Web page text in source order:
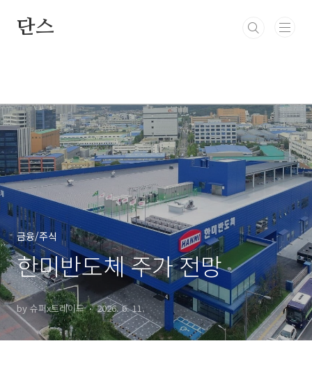
단스
금융/주식
한미반도체 주가 전망
by 슈퍼x트레이드 2026. 6. 11.